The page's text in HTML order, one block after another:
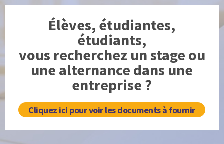
Élèves, étudiantes,
étudiants,
vous recherchez un stage ou
une alternance dans une
entreprise ?
Cliquez ici pour voir les documents à fournir